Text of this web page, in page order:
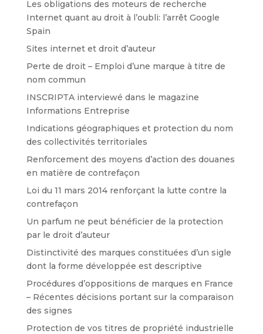
Les obligations des moteurs de recherche
Internet quant au droit à l’oubli: l’arrêt Google
Spain
Sites internet et droit d’auteur
Perte de droit – Emploi d’une marque à titre de
nom commun
INSCRIPTA interviewé dans le magazine
Informations Entreprise
Indications géographiques et protection du nom
des collectivités territoriales
Renforcement des moyens d’action des douanes
en matière de contrefaçon
Loi du 11 mars 2014 renforçant la lutte contre la
contrefaçon
Un parfum ne peut bénéficier de la protection
par le droit d’auteur
Distinctivité des marques constituées d’un sigle
dont la forme développée est descriptive
Procédures d’oppositions de marques en France
– Récentes décisions portant sur la comparaison
des signes
Protection de vos titres de propriété industrielle